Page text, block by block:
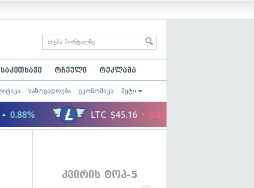
საკითხავი რჩეული რეკლამა
საზოგადოება ეკონომიკა მეტი
კვირის ტოპ-5